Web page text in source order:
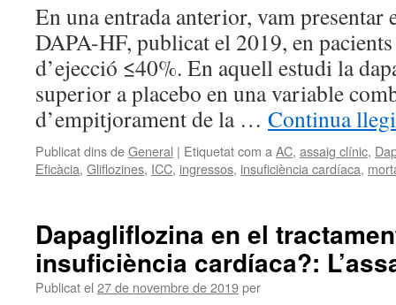
En una entrada anterior, vam presentar
DAPA-HF, publicat el 2019, en
d’ejecció ≤40%. En aquell estudi la
superior a placebo en una variable
d’empitjorament de la … Continua
Publicat dins deGeneral | Etiquetat com a AC, assaig clínic,
Eficàcia, Gliflozines, ICC, ingressos, insuficiència cardíaca,
Dapagliflozina en el
insuficiència cardíaca?:
Publicat el 27 de novembre de 2019per